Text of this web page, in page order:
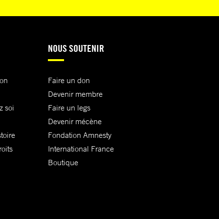
soi
NOUS SOUTENIR
Faire un don
Devenir membre
Faire un legs
Devenir mécène
Fondation Amnesty
International France
Boutique